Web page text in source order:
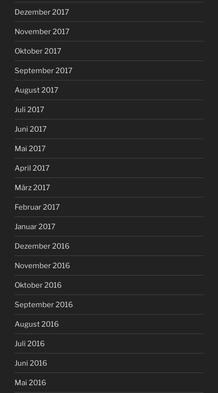
Dezember 2017
November 2017
Oktober 2017
September 2017
August 2017
Juli 2017
Juni 2017
Mai 2017
April 2017
März 2017
Februar 2017
Januar 2017
Dezember 2016
November 2016
Oktober 2016
September 2016
August 2016
Juli 2016
Juni 2016
Mai 2016